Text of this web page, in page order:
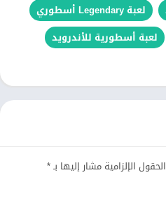
لعبة Legendary أسطوري
لعبة أسطورية للأندرويد
الحقول الإلزامية مشار إليها بـ*